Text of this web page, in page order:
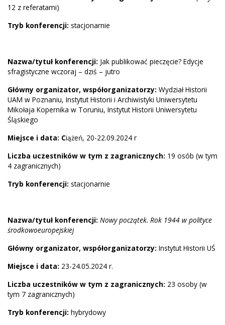
12 z referatami)
Tryb konferencji: stacjonarnie
Nazwa/tytuł konferencji: Jak publikować pieczęcie? Edycje
sfragistyczne wczoraj – dziś – jutro
Główny organizator, współorganizatorzy: Wydział Historii
UAM w Poznaniu, Instytut Historii i Archiwistyki Uniwersytetu
Mikołaja Kopernika w Toruniu, Instytut Historii Uniwersytetu
Śląskiego
Miejsce i data: Ciążeń, 20-22.09.2024 r
Liczba uczestników w tym z zagranicznych: 19 osób (w tym
4 zagranicznych)
Tryb konferencji: stacjonarnie
Nazwa/tytuł konferencji: Nowy początek. Rok 1944 w polityce
środkowoeuropejskiej
Główny organizator, współorganizatorzy: Instytut Historii UŚ
Miejsce i data: 23-24.05.2024 r.
Liczba uczestników w tym z zagranicznych: 23 osoby (w
tym 7 zagranicznych)
Tryb konferencji: hybrydowy